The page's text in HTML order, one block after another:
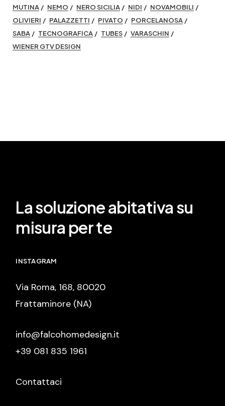
MUTINA
NEMO NERO SICILIA NIDI
NOVAMOBILI
OLIVIERI
PALAZZETTI PIVATO
PORCELANOSA
SABA
TECNOGRAFICA TUBES
VARASCHIN
WIENER GTV DESIGN
La soluzione abitativa su
misura per te
INSTAGRAM
Via Roma, 168, 80020
Frattaminore (NA)
info@falcohomedesign.it
+39 081 835 1961
Contattaci